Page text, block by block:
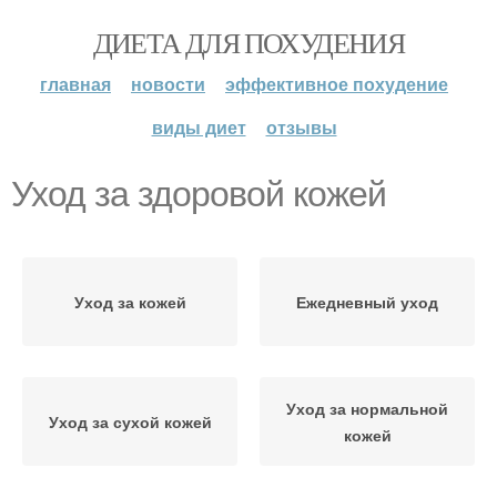
ДИЕТА ДЛЯ ПОХУДЕНИЯ
главная новости
эффективное похудение
виды диет
отзывы
Уход за здоровой кожей
Уход за кожей Ежедневный уход
Уход за сухой кожей
Уход за нормальной
кожей